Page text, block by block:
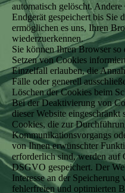
automatisch gelöscht.
Endgerät gespeichert bis Sie
ermöglichen es uns, Ihren
wiederzuerkennen.
Sie können Ihren Browser so
Setzen von Cookies
Einzelfall erlauben, die
Fälle oder generell
Löschen der Cookies beim
Bei der Deaktivierung von
dieser Website eingeschränkt
Cookies, die zur
Kommunikationsvorgangs
von Ihnen erwünschter
erforderlich sind, werden
DSGVO gespeichert. Der
Interesse an der
fehlerfreien und optimierten